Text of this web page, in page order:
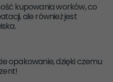
kupowania worków, co
ale również jest
opakowanie, dzięki czemu